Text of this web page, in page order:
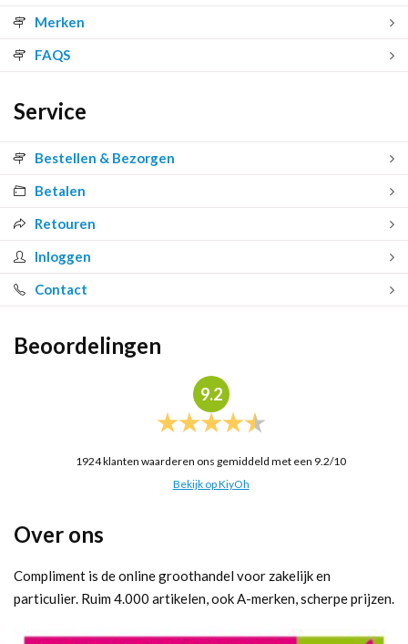
Merken
FAQS
Service
Bestellen & Bezorgen
Betalen
Retouren
Inloggen
Contact
Beoordelingen
9.2
1924klanten waarderen ons gemiddeld met een 9.2/10
Bekijk op KiyOh
Over ons
Compliment is de online groothandel voor zakelijk en
particulier. Ruim 4.000 artikelen, ook A-merken, scherpe prijzen.